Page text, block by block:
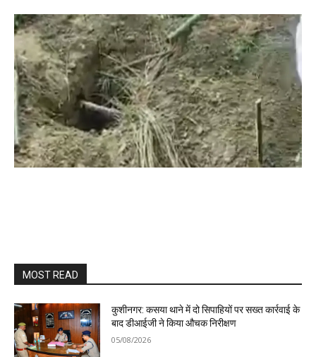
MOST READ
कुशीनगर: कसया थाने में दो सिपाहियों पर सख्त कार्रवाई के
बाद डीआईजी ने किया औचक निरीक्षण
05/08/2026